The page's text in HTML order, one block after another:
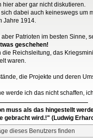
hier aber gar nicht diskutieren.
dabei auch keineswegs um
Jahre 1914.
aber Patrioten im besten Sinne,
geschehen!
die Reichsleitung, das
waren.
die Projekte und deren
werde ich das nicht schaffen,
muss als das hingestellt
gebracht wird.!" (Ludwig